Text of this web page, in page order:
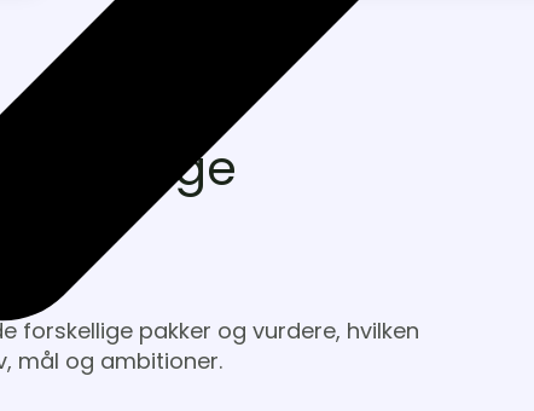
forskellige pakker og vurdere, hvilken
mål og ambitioner.